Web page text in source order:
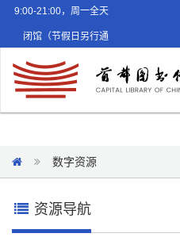
9:00-21:00，周一全天
闭馆（节假日另行通
数字资源
资源导航